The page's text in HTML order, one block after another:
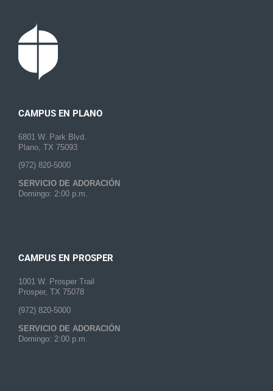
CAMPUS EN PLANO
6801 W. Park Blvd.
Plano, TX 75093
(972) 820-5000
SERVICIO DE ADORACIÓN
Domingo: 2:00 p.m.
CAMPUS EN PROSPER
1001 W. Prosper Trail
Prosper, TX 75078
(972) 820-5000
SERVICIO DE ADORACIÓN
Domingo: 2:00 p.m.